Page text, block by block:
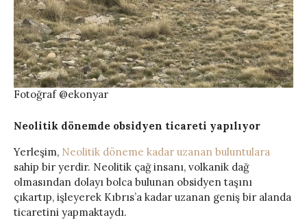
Fotoğraf @ekonyar
Neolitik dönemde obsidyen ticareti yapılıyor
Yerleşim, Neolitik döneme kadar uzanan buluntulara
sahip bir yerdir. Neolitik çağ insanı, volkanik dağ
olmasından dolayı bolca bulunan obsidyen taşını
çıkartıp, işleyerek Kıbrıs’a kadar uzanan geniş bir alanda
ticaretini yapmaktaydı.